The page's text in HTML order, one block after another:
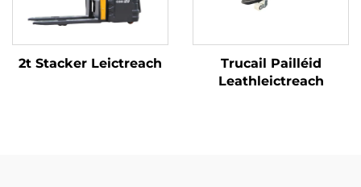
2t Stacker Leictreach
Trucail Pailléid
Leathleictreach